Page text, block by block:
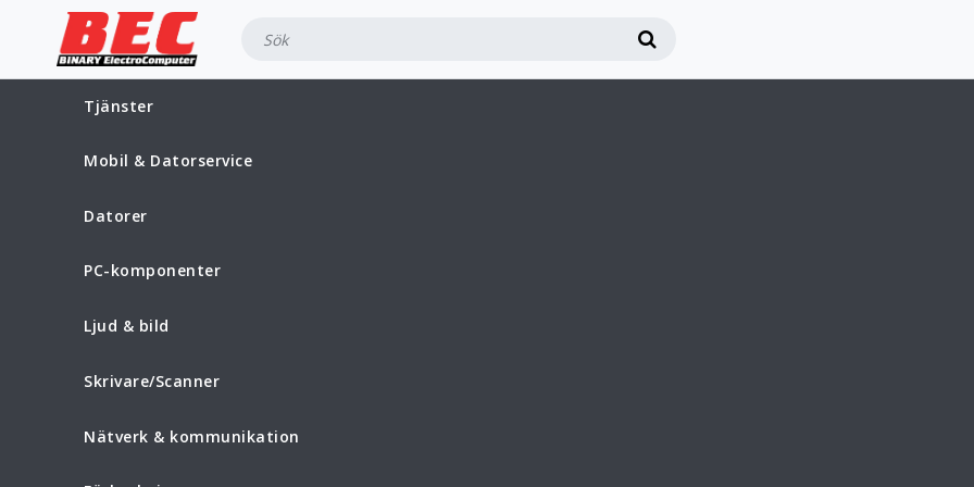
Tjänster
Mobil & Datorservice
Datorer
PC-komponenter
Ljud & bild
Skrivare/Scanner
Nätverk & kommunikation